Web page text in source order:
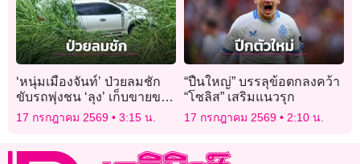
‘หนุ่มเมืองจันท์’ ป่วยลมชัก
ขับรถพุ่งชน ‘ลุง’ เก็บขายของ
เก่าดับสลด ก่อนพุ่งลงข้าง
17 กรกฎาคม 2569 3:15 น.
“ปืนใหญ่” บรรลุข้อตกลงคว้า
“โซลิส” เสริมแนวรุก
17 กรกฎาคม 2569 2:10 น.